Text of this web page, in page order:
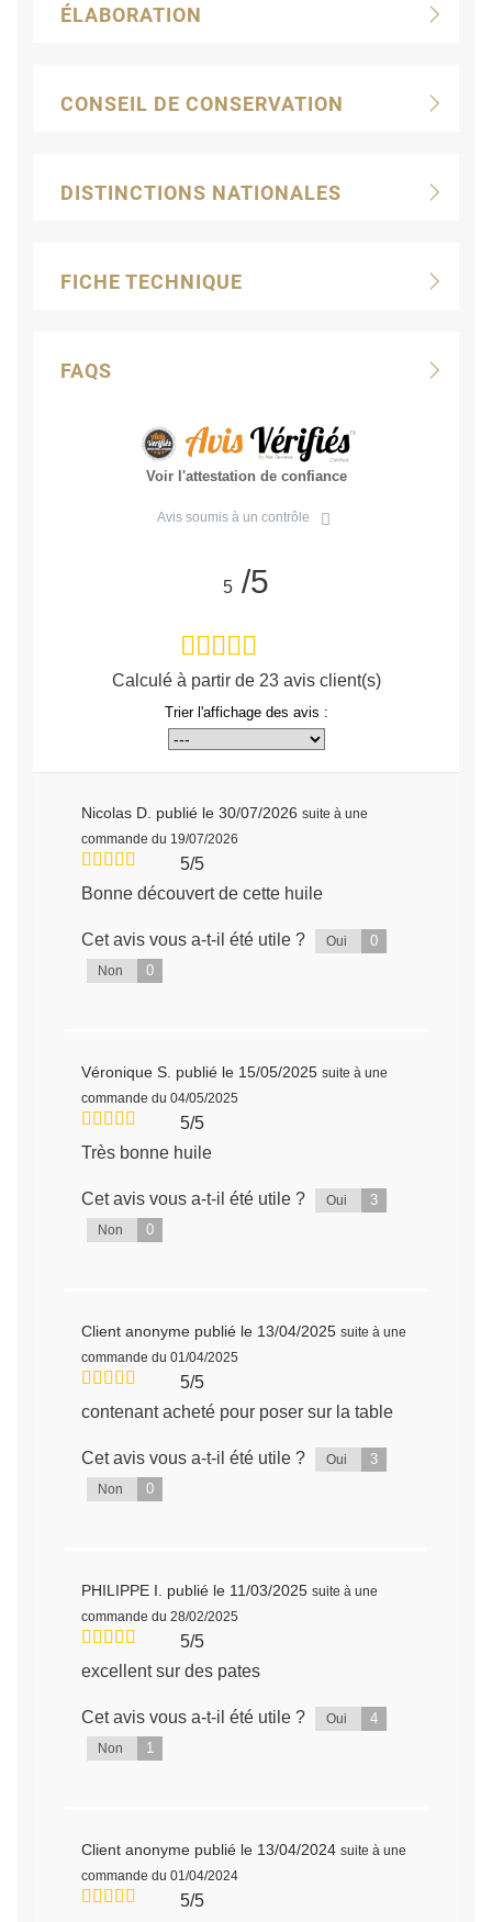
ÉLABORATION
CONSEIL DE CONSERVATION
DISTINCTIONS NATIONALES
FICHE TECHNIQUE
FAQS
Voir l'attestation de confiance
Avis soumis à un contrôle
5 /5
Calculé à partir de 23avis client(s)
Trier l'affichage des avis :
Nicolas D. publié le 30/07/2026 suite à une
commande du 19/07/2026
5/5
Bonne découvert de cette huile
Cet avis vous a-t-il été utile ? Oui 0
Non 0
Véronique S. publié le 15/05/2025 suite à une
commande du 04/05/2025
5/5
Très bonne huile
Cet avis vous a-t-il été utile ? Oui 3
Non 0
Client anonyme publié le 13/04/2025 suite à une
commande du 01/04/2025
5/5
contenant acheté pour poser sur la table
Cet avis vous a-t-il été utile ? Oui 3
Non 0
PHILIPPE I. publié le 11/03/2025 suite à une
commande du 28/02/2025
5/5
excellent sur des pates
Cet avis vous a-t-il été utile ? Oui 4
Non 1
Client anonyme publié le 13/04/2024 suite à une
commande du 01/04/2024
5/5